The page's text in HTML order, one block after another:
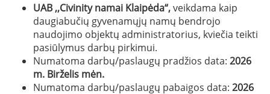
UAB ,,Civinity namai Klaipėda“,veikdama kaip
daugiabučių gyvenamųjų namų bendrojo
naudojimo objektų administratorius, kviečia teikti
pasiūlymus darbų pirkimui.
Numatoma darbų/paslaugų pradžios data: 2026
m. Birželis mėn.
Numatoma darbų/paslaugų pabaigos data: 2026